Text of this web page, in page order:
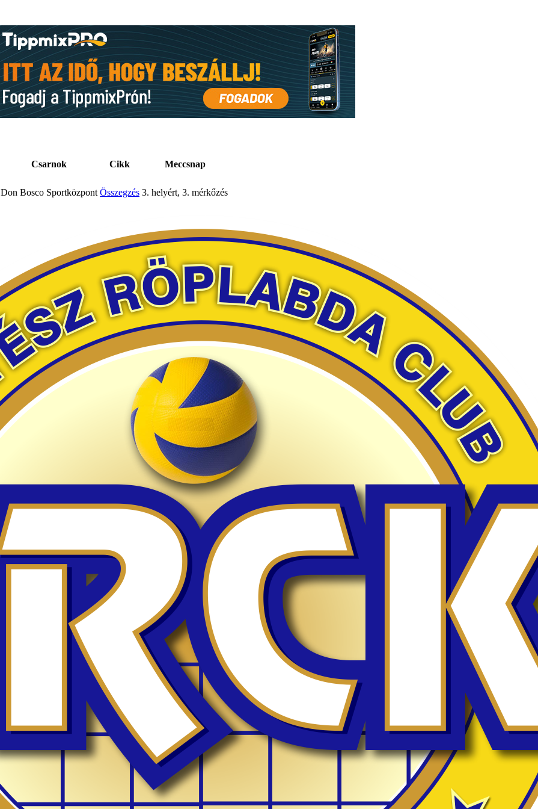
Csarnok Cikk Meccsnap
Don Bosco Sportközpont Összegzés 3. helyért, 3. mérkőzés